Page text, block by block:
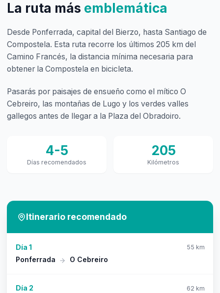
Itinerario recomendado
Día 1 55 km
Ponferrada O Cebreiro
Día 2 62 km
La ruta más emblemática
Desde Ponferrada, capital del Bierzo, hasta Santiago de
Compostela. Esta ruta recorre los últimos 205 km del
Camino Francés, la distancia mínima necesaria para
obtener la Compostela en bicicleta.
Pasarás por paisajes de ensueño como el mítico O
Cebreiro, las montañas de Lugo y los verdes valles
gallegos antes de llegar a la Plaza del Obradoiro.
4-5
Días recomendados
205
Kilómetros